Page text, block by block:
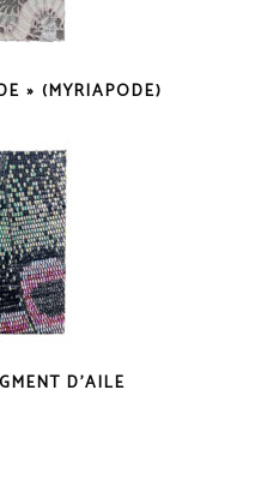
» (MYRIAPODE)
D’AILE